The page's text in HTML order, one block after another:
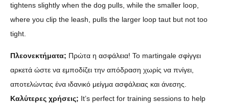
tightens slightly when the dog pulls, while the smaller loop,
where you clip the leash, pulls the larger loop taut but not too
tight.
Πλεονεκτήματα; Πρώτα η ασφάλεια! Το martingale σφίγγει
αρκετά ώστε να εμποδίζει την απόδραση χωρίς να πνίγει,
αποτελώντας ένα ιδανικό μείγμα ασφάλειας και άνεσης.
Καλύτερες χρήσεις; It’s perfect for training sessions to help